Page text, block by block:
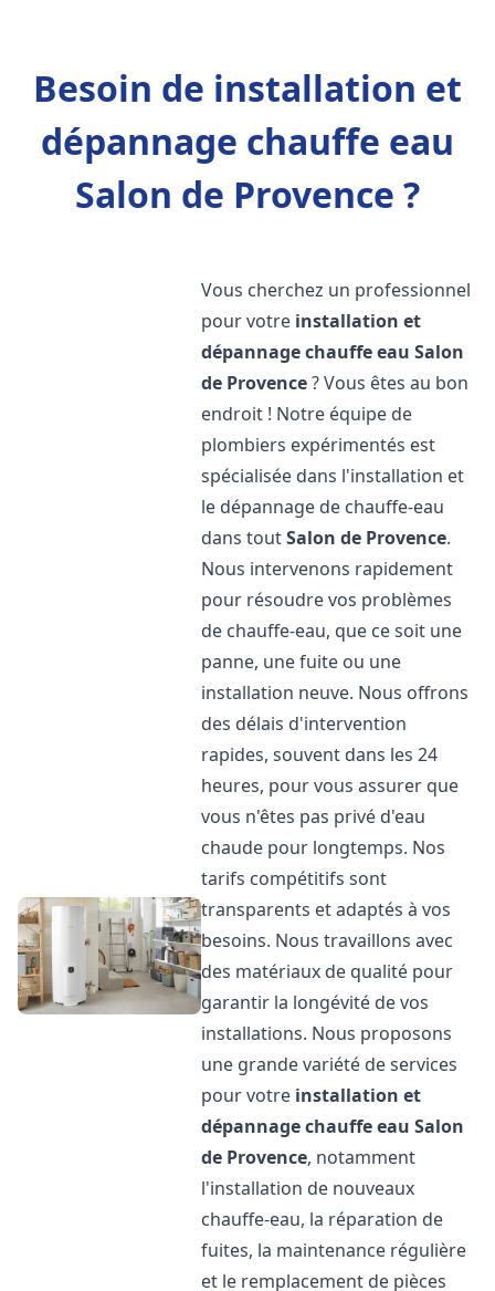
Besoin de installation et
dépannage chauffe eau
Salon de Provence ?
Vous cherchez un professionnel
pour votre installation et
dépannage chauffe eau Salon
de Provence? Vous êtes au bon
endroit ! Notre équipe de
plombiers expérimentés est
spécialisée dans l'installation et
le dépannage de chauffe-eau
dans toutSalon de Provence.
Nous intervenons rapidement
pour résoudre vos problèmes
de chauffe-eau, que ce soit une
panne, une fuite ou une
installation neuve. Nous offrons
des délais d'intervention
rapides, souvent dans les 24
heures, pour vous assurer que
vous n'êtes pas privé d'eau
chaude pour longtemps. Nos
tarifs compétitifs sont
transparents et adaptés à vos
besoins. Nous travaillons avec
des matériaux de qualité pour
garantir la longévité de vos
installations. Nous proposons
une grande variété de services
pour votre installation et
dépannage chauffe eau Salon
de Provence, notamment
l'installation de nouveaux
chauffe-eau, la réparation de
fuites, la maintenance régulière
et le remplacement de pièces